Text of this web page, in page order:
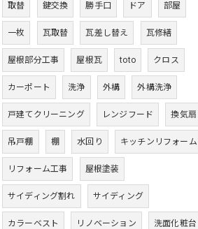
取替 鍵交換 勝手口 ドア 部屋
一枚 瓦取替 瓦差し替え 瓦修繕
屋根部分工事 屋根瓦 toto クロス
カーポート 洗浄 外構 外構洗浄
戸建てクリーニング レンジフード 換気扇
吊戸棚 棚 水回り キッチンリフォーム
リフォーム工事 屋根塗装
サイディング割れ サイディング
カラーベスト リノベーション 洗面化粧台